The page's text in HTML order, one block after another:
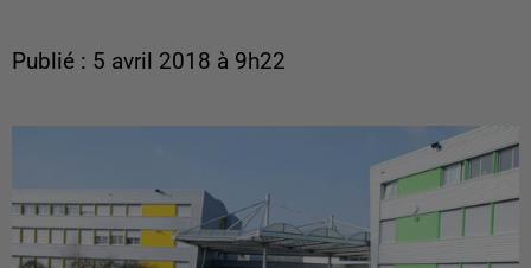
Publié : 5 avril 2018 à 9h22